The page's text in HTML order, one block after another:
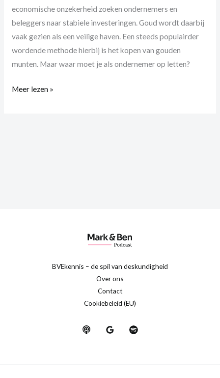
economische onzekerheid zoeken ondernemers en
beleggers naar stabiele investeringen. Goud wordt daarbij
vaak gezien als een veilige haven. Een steeds populairder
wordende methode hierbij is het kopen van gouden
munten. Maar waar moet je als ondernemer op letten?
Meer lezen »
BVEkennis – de spil van deskundigheid
Over ons
Contact
Cookiebeleid (EU)